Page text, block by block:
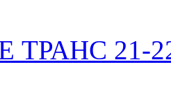
21-